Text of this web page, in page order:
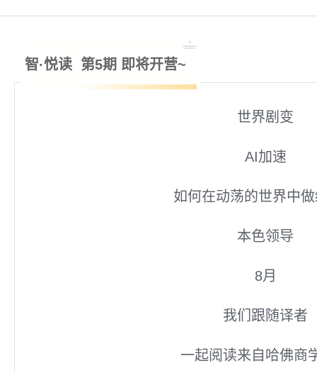
智·悦读 第5期 即将开营~
世界剧变
AI加速
如何在动荡的世界中
本色领导
8月
我们跟随译者
一起阅读来自哈佛商